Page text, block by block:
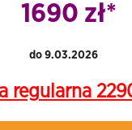
1690 zł*
do 9.03.2026
regularna